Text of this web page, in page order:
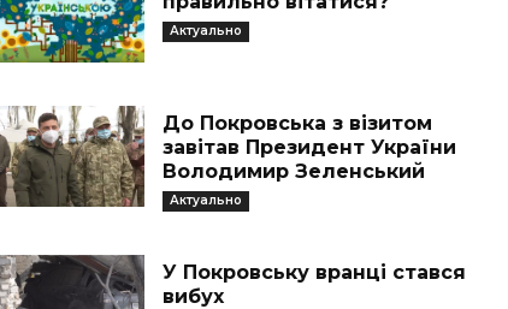
Актуально
До Покровська з візитом
завітав Президент України
Володимир Зеленський
Актуально
У Покровську вранці стався
вибух